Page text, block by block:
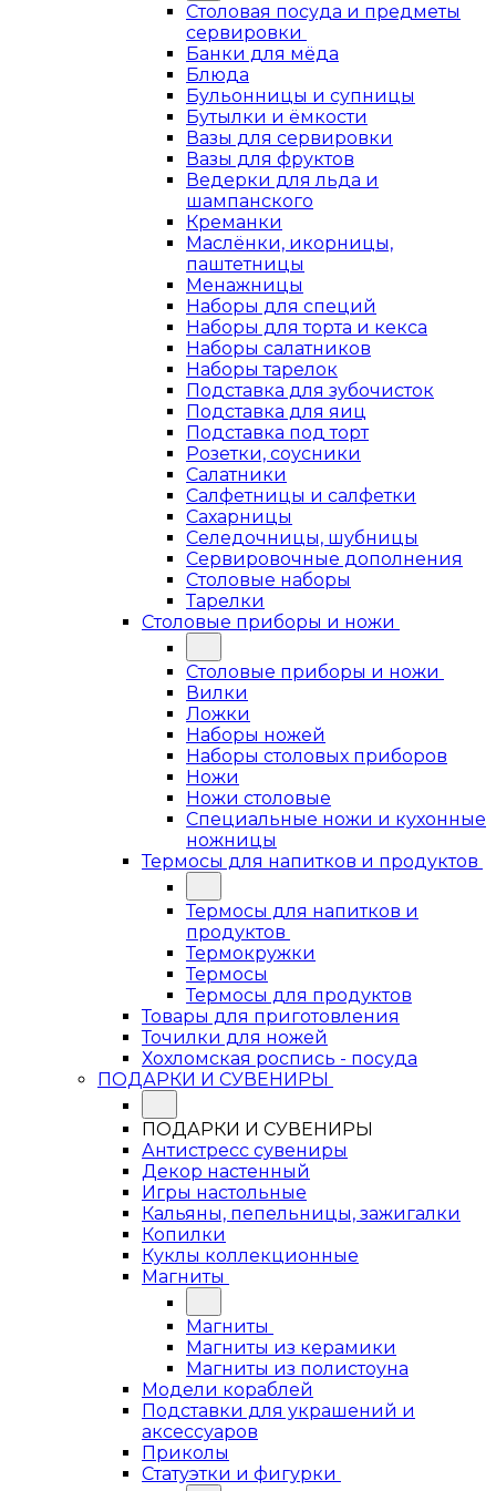
Столовая посуда и предметы
сервировки
Банки для мёда
Блюда
Бульонницы и супницы
Бутылки и ёмкости
Вазы для сервировки
Вазы для фруктов
Ведерки для льда и
шампанского
Креманки
Маслёнки, икорницы,
паштетницы
Менажницы
Наборы для специй
Наборы для торта и кекса
Наборы салатников
Наборы тарелок
Подставка для зубочисток
Подставка для яиц
Подставка под торт
Розетки, соусники
Салатники
Салфетницы и салфетки
Сахарницы
Селедочницы, шубницы
Сервировочные дополнения
Столовые наборы
Тарелки
Столовые приборы и ножи
Столовые приборы и ножи
Вилки
Ложки
Наборы ножей
Наборы столовых приборов
Ножи
Ножи столовые
Специальные ножи и кухонные
ножницы
Термосы для напитков и продуктов
Термосы для напитков и
продуктов
Термокружки
Термосы
Термосы для продуктов
Товары для приготовления
Точилки для ножей
Хохломская роспись - посуда
ПОДАРКИ И СУВЕНИРЫ
ПОДАРКИ И СУВЕНИРЫ
Антистресс сувениры
Декор настенный
Игры настольные
Кальяны, пепельницы, зажигалки
Копилки
Куклы коллекционные
Магниты
Магниты
Магниты из керамики
Магниты из полистоуна
Модели кораблей
Подставки для украшений и
аксессуаров
Приколы
Статуэтки и фигурки